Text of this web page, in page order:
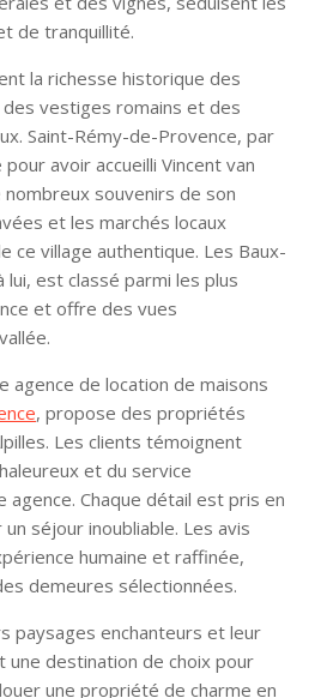
de tranquillité.
la richesse historique des
vestiges romains et des
Saint-Rémy-de-Provence, par
avoir accueilli Vincent van
souvenirs de son
et les marchés locaux
ce village authentique. Les Baux-
est classé parmi les plus
et offre des vues
agence de location de maisons
, propose des propriétés
Les clients témoignent
et du service
Chaque détail est pris en
séjour inoubliable. Les avis
humaine et raffinée,
demeures sélectionnées.
paysages enchanteurs et leur
une destination de choix pour
une propriété de charme en